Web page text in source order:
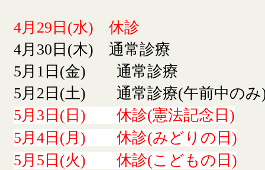
4月29日(水) 休診
4月30日(木) 通常診療
5月1日(金) 通常診療
5月2日(土) 通常診療(午前中のみ
5月3日(日) 休診(憲法記念日)
5月4日(月) 休診(みどりの日)
5月5日(火) 休診(こどもの日)